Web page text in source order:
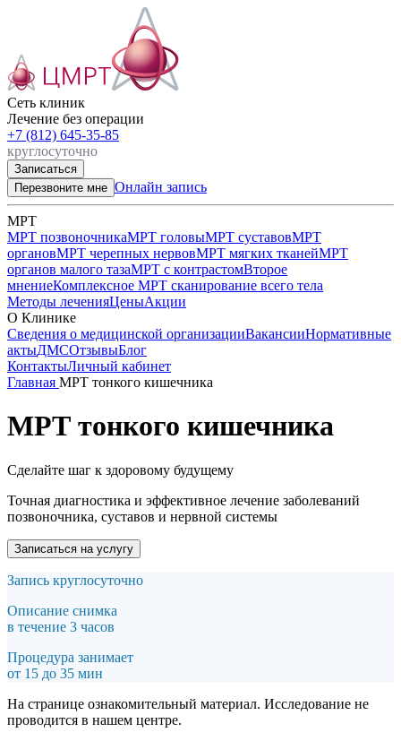
Сеть клиник
Лечение без операции
+7 (812) 645-35-85
круглосуточно
Записаться
Перезвоните мне Онлайн запись
МРТ
МРТ позвоночникаМРТ головыМРТ суставовМРТ
органовМРТ черепных нервовМРТ мягких тканейМРТ
органов малого тазаМРТ с контрастомВторое
мнениеКомплексное МРТ сканирование всего тела
Методы леченияЦеныАкции
О Клинике
Сведения о медицинской организацииВакансииНормативные
актыДМСОтзывыБлог
КонтактыЛичный кабинет
Главная МРТ тонкого кишечника
МРТ тонкого кишечника
Сделайте шаг к здоровому будущему
Точная диагностика и эффективное лечение заболеваний
позвоночника, суставов и нервной системы
Записаться на услугу
Запись круглосуточно
Описание снимка
в течение 3 часов
Процедура занимает
от 15 до 35 мин
На странице ознакомительный материал. Исследование не
проводится в нашем центре.